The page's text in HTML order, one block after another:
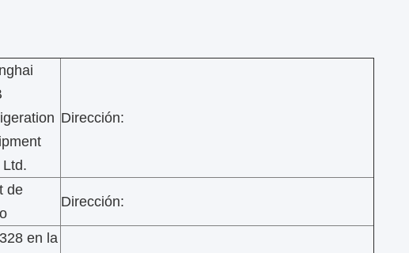
Ltd.
Dirección:
de
Dirección:
en la